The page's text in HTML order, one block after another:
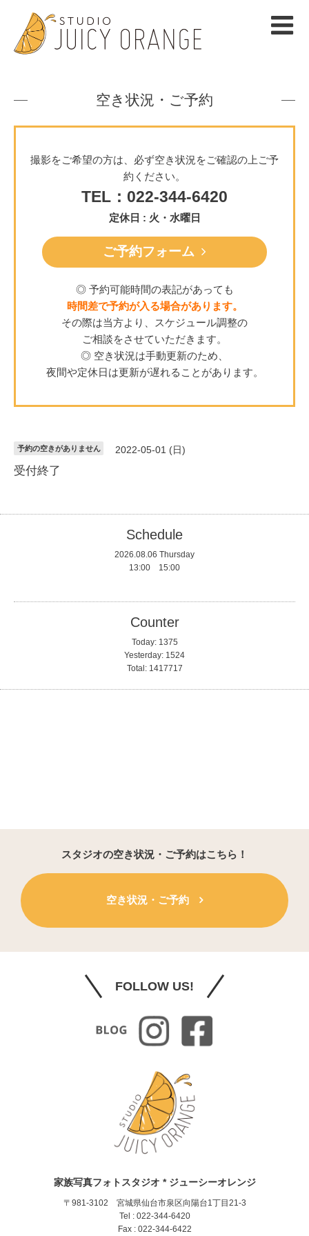
空き状況・ご予約
撮影をご希望の方は、必ず空き状況をご確認の上ご予
約ください。
TEL：022-344-6420
定休日 : 火・水曜日
ご予約フォーム
◎ 予約可能時間の表記があっても
時間差で予約が入る場合があります。
その際は当方より、スケジュール調整の
ご相談をさせていただきます。
◎ 空き状況は手動更新のため、
夜間や定休日は更新が遅れることがあります。
予約の空きがありません 2022-05-01 (日)
受付終了
Schedule
2026.08.06 Thursday
13:00 15:00
Counter
Today: 1375
Yesterday: 1524
Total: 1417717
スタジオの空き状況・ご予約はこちら！
空き状況・ご予約
FOLLOW US!
家族写真フォトスタジオ * ジューシーオレンジ
〒981-3102 宮城県仙台市泉区向陽台1丁目21-3
Tel : 022-344-6420
Fax : 022-344-6422